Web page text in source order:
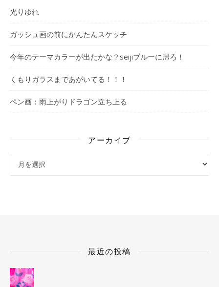
光りゆれ
ガッシュ画の前にかんたんスケッチ
今年のテーマカラーが出たかな？seijiブルーに帰ろ！
くもりガラスまであがいてる！！！
ペン画：雨上がりドラゴン立ち上る
アーカイブ
最近の投稿